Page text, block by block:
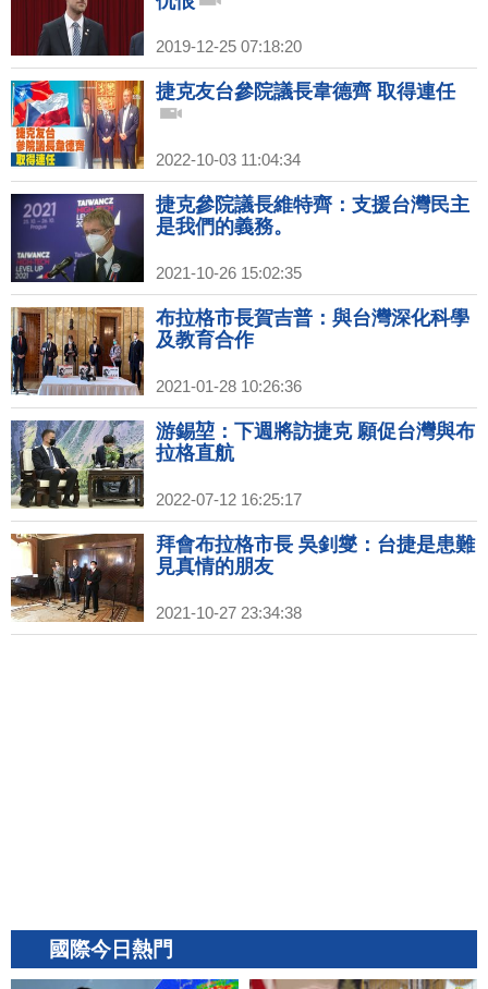
2019-12-25 07:18:20
捷克友台參院議長韋德齊 取得連任
2022-10-03 11:04:34
捷克參院議長維特齊：支援台灣民主
是我們的義務。
2021-10-26 15:02:35
布拉格市長賀吉普：與台灣深化科學
及教育合作
2021-01-28 10:26:36
游錫堃：下週將訪捷克 願促台灣與布
拉格直航
2022-07-12 16:25:17
拜會布拉格市長 吳釗燮：台捷是患難
見真情的朋友
2021-10-27 23:34:38
國際今日熱門